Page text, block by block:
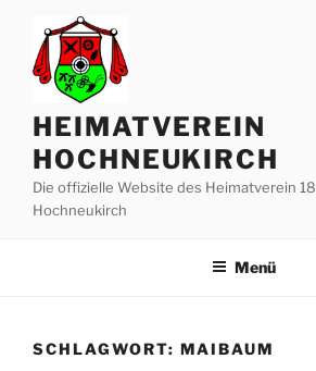
springen
HEIMATVEREIN
HOCHNEUKIRCH
Die offizielle Website des Heimatverein
Hochneukirch
Menü
SCHLAGWORT: MAIBAUM